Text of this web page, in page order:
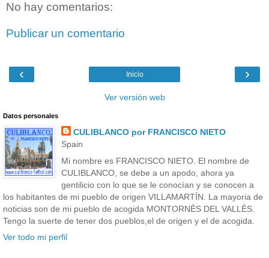
No hay comentarios:
Publicar un comentario
‹ ›
Inicio
Ver versión web
Datos personales
CULIBLANCO por FRANCISCO NIETO
Spain
Mi nombre es FRANCISCO NIETO. El nombre de
CULIBLANCO, se debe a un apodo, ahora ya
gentilicio con lo que se le conocían y se conocen a
los habitantes de mi pueblo de origen VILLAMARTÍN. La mayoria de
noticias son de mi pueblo de acogida MONTORNÈS DEL VALLÈS.
Tengo la suerte de tener dos pueblos,el de origen y el de acogida.
Ver todo mi perfil